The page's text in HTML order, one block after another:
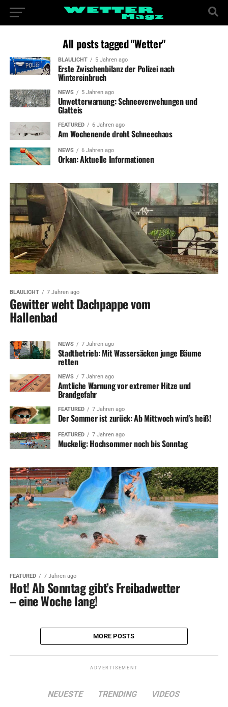
All posts tagged "Wetter"
BLAULICHT 5 Jahren ago
Erste Zwischenbilanz der Polizei nach
Wintereinbruch
NEWS 5 Jahren ago
Unwetterwarnung: Schneeverwehungen und
Glatteis
FEATURED 6 Jahren ago
Am Wochenende droht Schneechaos
NEWS 6 Jahren ago
Orkan: Aktuelle Informationen
BLAULICHT 7 Jahren ago
Gewitter weht Dachpappe vom
Hallenbad
NEWS 7 Jahren ago
Stadtbetrieb: Mit Wassersäcken junge Bäume
retten
NEWS 7 Jahren ago
Amtliche Warnung vor extremer Hitze und
Brandgefahr
FEATURED 7 Jahren ago
Der Sommer ist zurück: Ab Mittwoch wird’s heiß!
FEATURED 7 Jahren ago
Muckelig: Hochsommer noch bis Sonntag
FEATURED 7 Jahren ago
Hot! Ab Sonntag gibt’s Freibadwetter
– eine Woche lang!
MORE POSTS
ADVERTISEMENT
NEUESTE TRENDING VIDEOS